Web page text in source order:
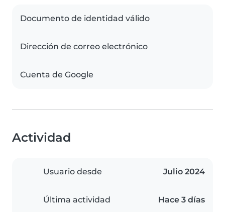
Documento de identidad válido
Dirección de correo electrónico
Cuenta de Google
Actividad
Usuario desde Julio 2024
Última actividad Hace 3 días